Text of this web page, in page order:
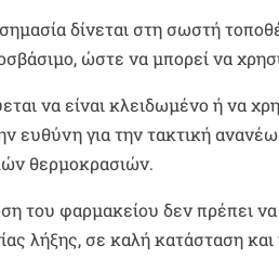
σημασία δίνεται στη σωστή
ώστε να μπορεί να
να είναι κλειδωμένο ή να
ευθύνη για την τακτική
θερμοκρασιών.
του φαρμακείου δεν πρέπει να
λήξης, σε καλή κατάσταση